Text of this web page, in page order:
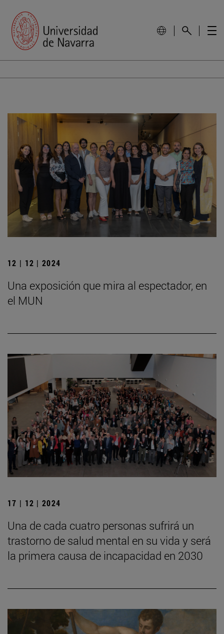
12 | 12 | 2024
Una exposición que mira al espectador, en
el MUN
17 | 12 | 2024
Una de cada cuatro personas sufrirá un
trastorno de salud mental en su vida y será
la primera causa de incapacidad en 2030